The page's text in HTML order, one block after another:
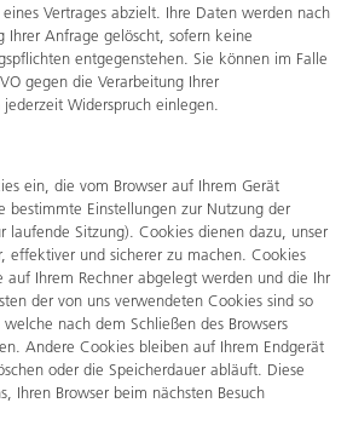
Vertrages abzielt. Ihre Daten werden nach
Ihrer Anfrage gelöscht, sofern keine
entgegenstehen. Sie können im Falle
gegen die Verarbeitung Ihrer
Widerspruch einlegen.
ein, die vom Browser auf Ihrem Gerät
bestimmte Einstellungen zur Nutzung der
laufende Sitzung). Cookies dienen dazu, unser
effektiver und sicherer zu machen. Cookies
auf Ihrem Rechner abgelegt werden und die Ihr
der von uns verwendeten Cookies sind so
nach dem Schließen des Browsers
Andere Cookies bleiben auf Ihrem Endgerät
oder die Speicherdauer abläuft. Diese
Ihren Browser beim nächsten Besuch